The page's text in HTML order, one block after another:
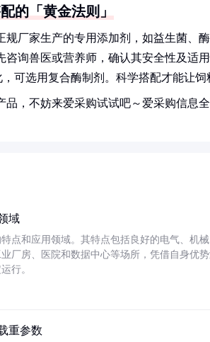
的「黄金法则」
规厂家生产的专用添加剂，如益生菌、
咨询兽医或营养师，确认其安全性及适
可选用复合酶制剂。科学搭配才能让饲
，不妨来爱采购试试吧～爱采购信息
域
点和应用领域。其特点包括良好的电气、机
厂房、医院和数据中心等场所，凭借自身优
行。
重参数